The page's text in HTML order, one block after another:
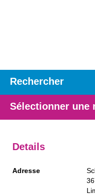
Rechercher
Sélectionner une
Details
Adresse